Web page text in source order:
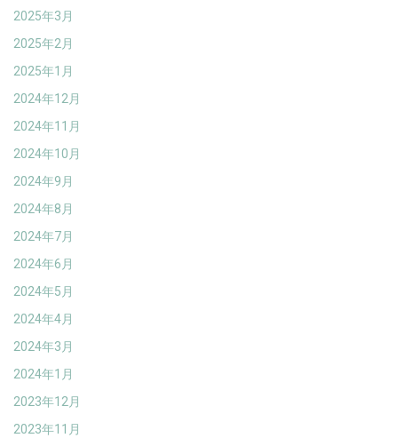
2025年3月
2025年2月
2025年1月
2024年12月
2024年11月
2024年10月
2024年9月
2024年8月
2024年7月
2024年6月
2024年5月
2024年4月
2024年3月
2024年1月
2023年12月
2023年11月